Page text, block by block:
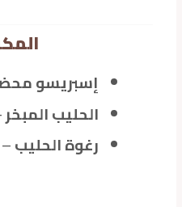
إسبريسو
الحليب المبخر
رغوة الحليب